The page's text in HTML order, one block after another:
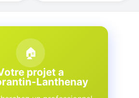
🏠
projet a
Lanthenay